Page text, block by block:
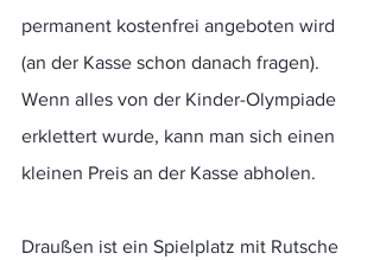
permanent kostenfrei angeboten wird
(an der Kasse schon danach fragen).
Wenn alles von der Kinder-Olympiade
erklettert wurde, kann man sich einen
kleinen Preis an der Kasse abholen.
Draußen ist ein Spielplatz mit Rutsche